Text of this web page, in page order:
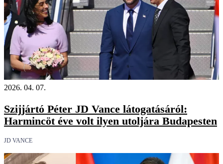
2026. 04. 07.
Szijjártó Péter JD Vance látogatásáról:
Harmincöt éve volt ilyen utoljára Budapesten
JD VANCE